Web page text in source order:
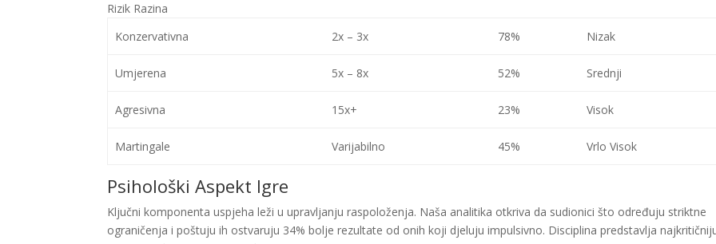
Rizik Razina
Konzervativna
2x – 3x 78% Nizak
Umjerena 5x – 8x 52% Srednji
Agresivna 15x+ 23% Visok
Martingale Varijabilno 45% Vrlo Visok
Psihološki Aspekt Igre
Ključni komponenta uspjeha leži u upravljanju raspoloženja. Naša analitika otkriva da sudionici što određuju striktne
ograničenja i poštuju ih ostvaruju 34% bolje rezultate od onih koji djeluju impulsivno. Disciplina predstavlja